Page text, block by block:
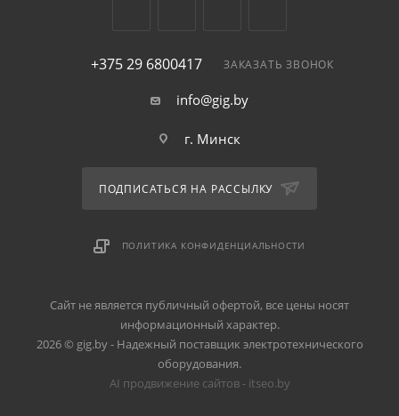
+375 29 6800417 ЗАКАЗАТЬ ЗВОНОК
info@gig.by
г. Минск
ПОДПИСАТЬСЯ НА РАССЫЛКУ
ПОЛИТИКА КОНФИДЕНЦИАЛЬНОСТИ
Сайт не является публичный офертой, все цены носят
информационный характер.
2026 © gig.by - Надежный поставщик электротехнического
оборудования.
AI продвижение сайтов - itseo.by